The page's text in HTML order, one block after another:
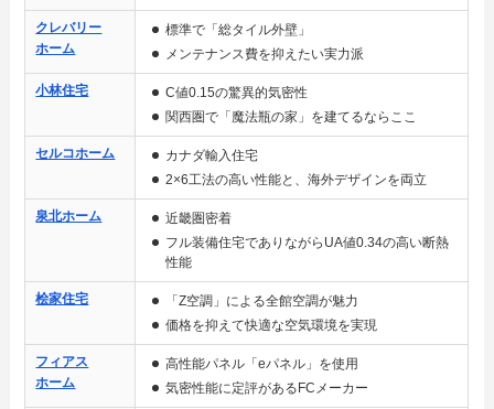
クレバリー
ホーム
標準で「総タイル外壁」
メンテナンス費を抑えたい実力派
小林住宅
C値0.15の驚異的気密性
関西圏で「魔法瓶の家」を建てるならここ
セルコホーム
カナダ輸入住宅
2×6工法の高い性能と、海外デザインを両立
泉北ホーム
近畿圏密着
フル装備住宅でありながらUA値0.34の高い断熱
性能
桧家住宅
「Z空調」による全館空調が魅力
価格を抑えて快適な空気環境を実現
フィアス
ホーム
高性能パネル「eパネル」を使用
気密性能に定評があるFCメーカー